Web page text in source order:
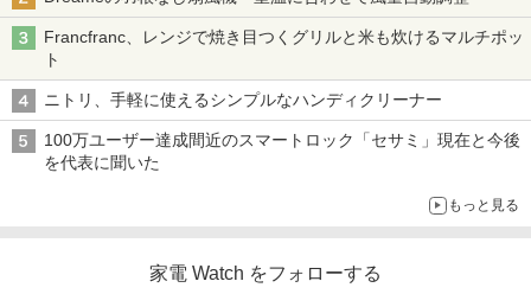
Francfranc、レンジで焼き目つくグリルと米も炊けるマルチポッ
ト
ニトリ、手軽に使えるシンプルなハンディクリーナー
100万ユーザー達成間近のスマートロック「セサミ」現在と今後
を代表に聞いた
もっと見る
家電 Watch をフォローする